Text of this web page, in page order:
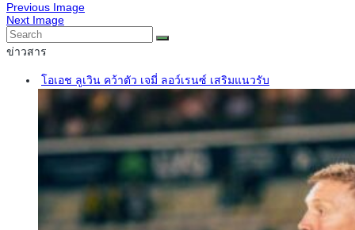
Previous Image
Next Image
ข่าวสาร
โอเอช ลูเวิน คว้าตัว เจมี่ ลอว์เรนซ์ เสริมแนวรับ